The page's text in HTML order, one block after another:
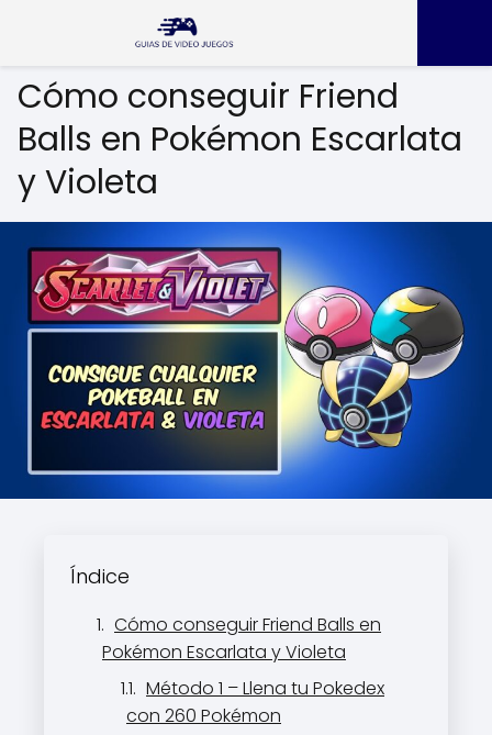
Cómo conseguir Friend
Balls en Pokémon Escarlata
y Violeta
Índice
Cómo conseguir Friend Balls en
Pokémon Escarlata y Violeta
Método 1 – Llena tu Pokedex
con 260 Pokémon